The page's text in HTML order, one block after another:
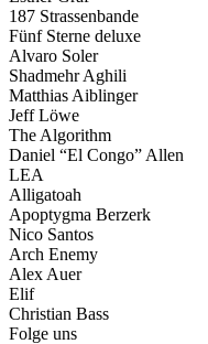
187 Strassenbande
Fünf Sterne deluxe
Alvaro Soler
Shadmehr Aghili
Matthias Aiblinger
Jeff Löwe
The Algorithm
Daniel “El Congo” Allen
LEA
Alligatoah
Apoptygma Berzerk
Nico Santos
Arch Enemy
Alex Auer
Elif
Christian Bass
Folge uns